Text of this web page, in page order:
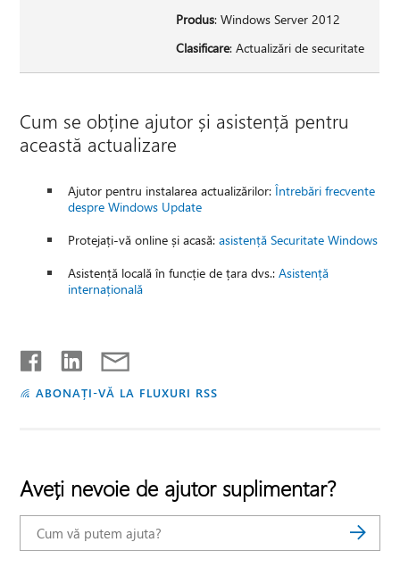
Produs: Windows Server 2012
Clasificare: Actualizări de securitate
Cum se obține ajutor și asistență pentru
această actualizare
Ajutor pentru instalarea actualizărilor:Întrebări frecvente
despre Windows Update
Protejați-vă online și acasă:asistență Securitate Windows
Asistență locală în funcție de țara dvs.:Asistență
internațională
ABONAȚI-VĂ LA FLUXURI RSS
Aveți nevoie de ajutor suplimentar?